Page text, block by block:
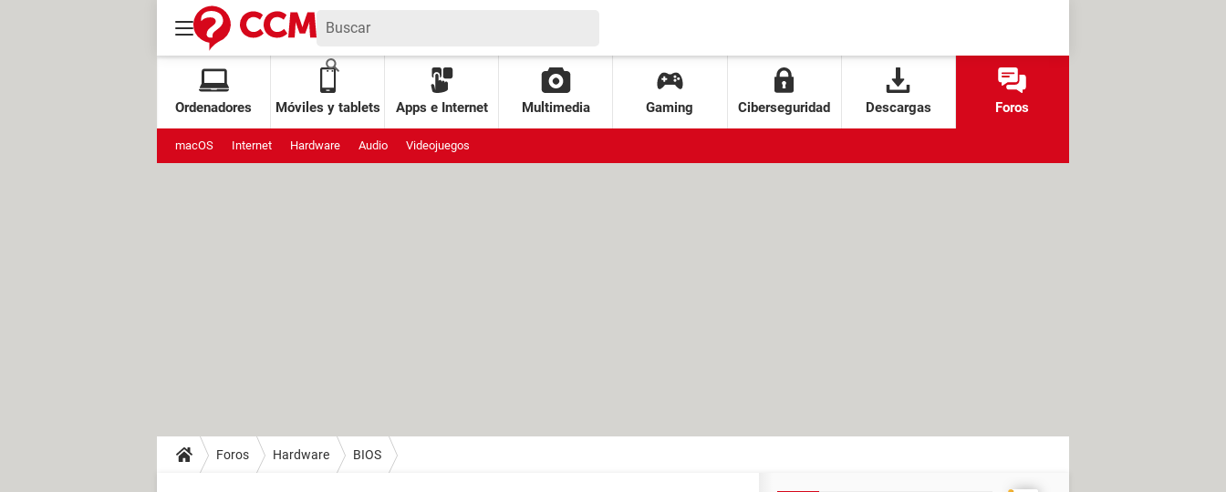
Ordenadores Móviles y tablets Apps e Internet Multimedia Gaming Ciberseguridad Descargas Foros
macOS Internet Hardware Audio Videojuegos
Foros Hardware BIOS